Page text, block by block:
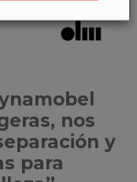
nos
y
para